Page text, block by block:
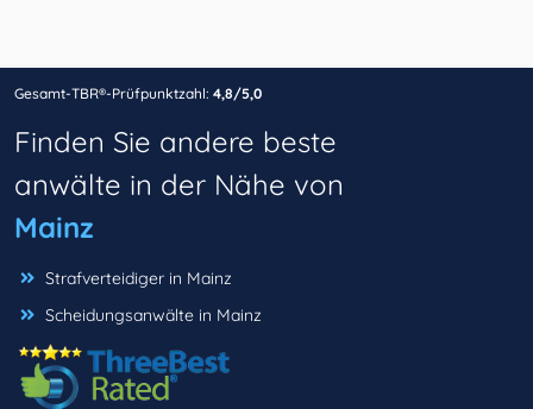
Gesamt-TBR®-Prüfpunktzahl: 4,8/5,0
Finden Sie andere beste
anwälte in der Nähe von
Mainz
Strafverteidiger in Mainz
Scheidungsanwälte in Mainz